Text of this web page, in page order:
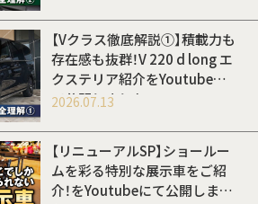
【Vクラス徹底解説①】積載力も
存在感も抜群！V 220 d long エ
クステリア紹介をYoutubeに
て公開しました
2026.07.13
【リニューアルSP】ショールー
ムを彩る特別な展示車をご紹
介！をYoutubeにて公開しまし